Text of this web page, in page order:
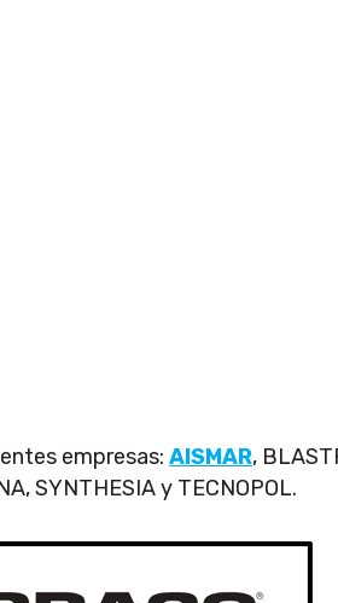
empresas:AISMAR,
SYNTHESIA y TECNOPOL.